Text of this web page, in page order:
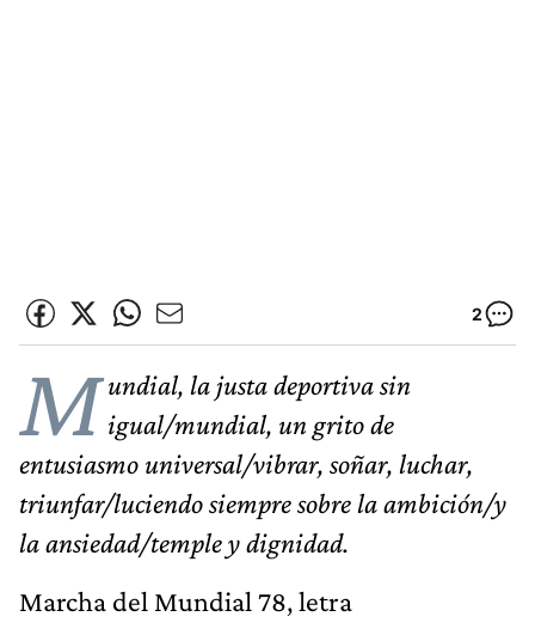
2
Mundial, la justa deportiva sin
igual/mundial, un grito de
entusiasmo universal/vibrar, soñar, luchar,
triunfar/luciendo siempre sobre la ambición/y
la ansiedad/temple y dignidad.
Marcha del Mundial 78, letra